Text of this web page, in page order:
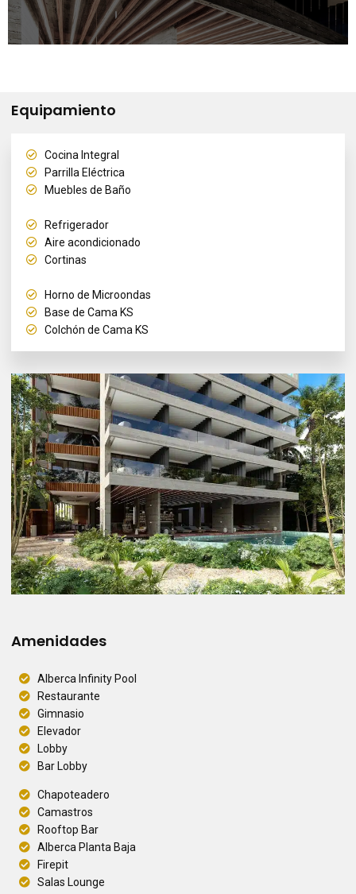
Equipamiento
Cocina Integral
Parrilla Eléctrica
Muebles de Baño
Refrigerador
Aire acondicionado
Cortinas
Horno de Microondas
Base de Cama KS
Colchón de Cama KS
Amenidades
Alberca Infinity Pool
Restaurante
Gimnasio
Elevador
Lobby
Bar Lobby
Chapoteadero
Camastros
Rooftop Bar
Alberca Planta Baja
Firepit
Salas Lounge